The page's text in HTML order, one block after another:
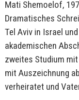
Mati Shemoelof,
Dramatisches
Tel Aviv in Israel
akademischen
zweites Studium
mit Auszeichnung
verheiratet und